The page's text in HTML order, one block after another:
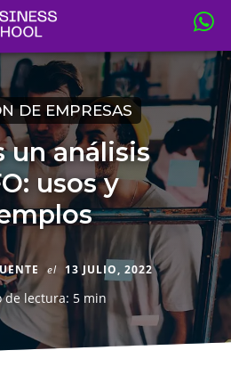
DE EMPRESAS
un análisis
usos y
el 13 JULIO, 2022
de lectura: 5 min